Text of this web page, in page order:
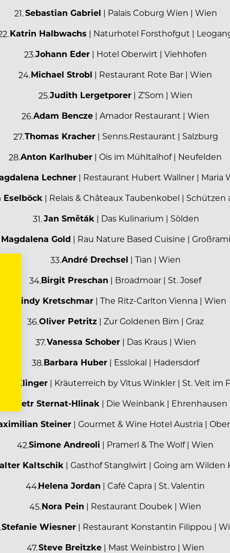
Sebastian Gabriel | Palais Coburg Wien | Wien
Katrin Halbwachs | Naturhotel Forsthofgut |
Johann Eder | Hotel Oberwirt | Viehhofen
Michael Strobl | Restaurant Rote Bar | Wien
Judith Lergetporer | Z’Som | Wien
Adam Bencze| Amador Restaurant | Wien
Thomas Kracher| Senns.Restaurant | Salzburg
Anton Karlhuber | Ois im Mühltalhof | Neufelden
Lechner| Restaurant Hubert Wallner | Maria
Eselböck | Relais & Châteaux Taubenkobel | Schützen
Jan Směták | Das Kulinarium | Sölden
Magdalena Gold | Rau Nature Based Cuisine |
André Drechsel | Tian | Wien
Birgit Preschan | Broadmoar | St. Josef
Sindy Kretschmar | The Ritz-Carlton Vienna | Wien
Oliver Petritz| Zur Goldenen Birn | Graz
Vanessa Schober| Das Kraus | Wien
Barbara Huber| Esslokal | Hadersdorf
Klinger | Kräuterreich by Vitus Winkler | St. Veit im
Petr Sternat-Hlinak | Die Weinbank | Ehrenhausen
Steiner | Gourmet & Wine Hotel Austria |
Simone Andreoli | Pramerl & The Wolf | Wien
Kaltschik | Gasthof Stanglwirt | Going am Wilden
Helena Jordan | Café Capra | St. Valentin
Nora Pein | Restaurant Doubek | Wien
Stefanie Wiesner | Restaurant Konstantin Filippou |
Steve Breitzke| Mast Weinbistro | Wien